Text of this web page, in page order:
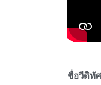
ชื่อวีดิทั